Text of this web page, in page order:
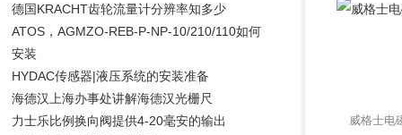
威格士电
德国KRACHT齿轮流量计分辨率知多少
ATOS，AGMZO-REB-P-NP-10/210/110如何
安装
HYDAC传感器|液压系统的安装准备
海德汉上海办事处讲解海德汉光栅尺
力士乐比例换向阀提供4-20毫安的输出